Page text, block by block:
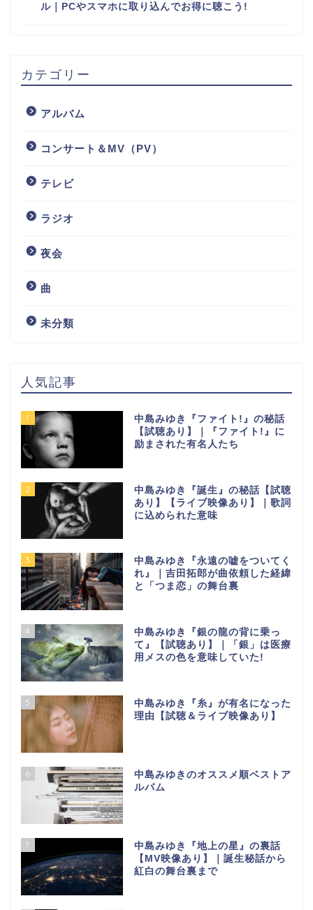
ル｜PCやスマホに取り込んでお得に聴こう!
カテゴリー
アルバム
コンサート＆MV（PV）
テレビ
ラジオ
夜会
曲
未分類
人気記事
1
中島みゆき『ファイト!』の秘話
【試聴あり】｜『ファイト!』に
励まされた有名人たち
2
中島みゆき『誕生』の秘話【試聴
あり】【ライブ映像あり】｜歌詞
に込められた意味
3
中島みゆき『永遠の嘘をついてく
れ』｜吉田拓郎が曲依頼した経緯
と「つま恋」の舞台裏
4
中島みゆき『銀の龍の背に乗っ
て』【試聴あり】｜「銀」は医療
用メスの色を意味していた!
5
中島みゆき『糸』が有名になった
理由【試聴＆ライブ映像あり】
6
中島みゆきのオススメ順ベストア
ルバム
7
中島みゆき『地上の星』の裏話
【МV映像あり】｜誕生秘話から
紅白の舞台裏まで